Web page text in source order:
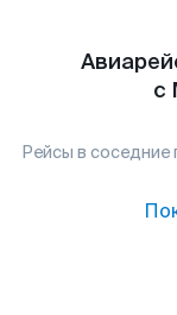
с
Рейсы в соседние